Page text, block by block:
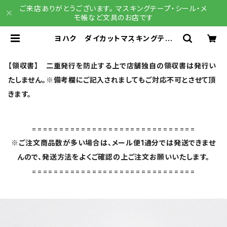
ご来店ありがとうございます。 マスキングテープ・シール・メ
モ帳など文具のお店です
ヨハク ダイカットマスキングテー
【領収書】 二重発行を防止する上で店舗独自の領収書は発行い
たしません。※備考欄にご記入されましてもご対応不可とさせて頂
きます。
==============================
※ご注文商品数が多い場合は、メール便1通分では発送できませ
んので、発送方法をよくご確認の上ご注文お願いいたします。
==============================